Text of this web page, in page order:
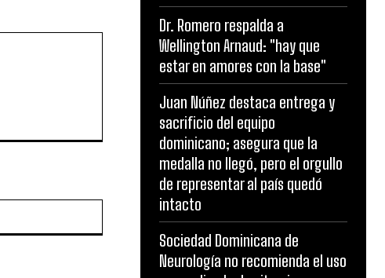
Dr. Romero respalda a
Wellington Arnaud: "hay que
estar en amores con la base"
Juan Núñez destaca entrega y
sacrificio del equipo
dominicano; asegura que la
medalla no llegó, pero el orgullo
de representar al país quedó
intacto
Sociedad Dominicana de
Neurología no recomienda el uso